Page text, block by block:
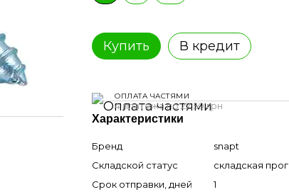
Купить В кредит
ОПЛАТА ЧАСТЯМИ
4 платежа по 22.50 грн
Характеристики
Бренд
snapt
Складской статус
складская
Срок отправки, дней
1